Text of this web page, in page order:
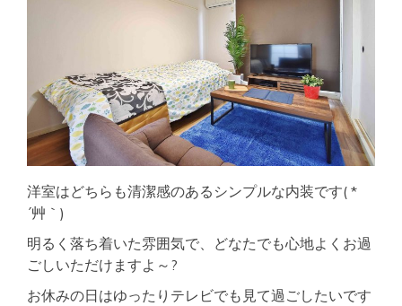
洋室はどちらも清潔感のあるシンプルな内装です( *
´艸｀)
明るく落ち着いた雰囲気で、どなたでも心地よくお過
ごしいただけますよ～?
お休みの日はゆったりテレビでも見て過ごしたいです